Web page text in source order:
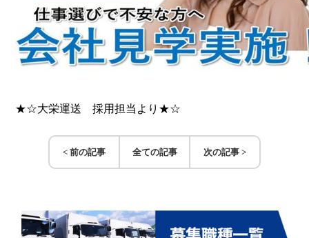
★☆大栄運送 採用担当より★☆
< 前の記事 全ての記事 次の記事 >